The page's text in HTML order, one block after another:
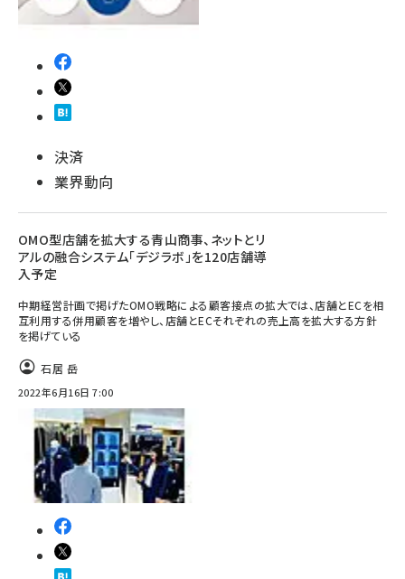
決済
業界動向
OMO型店舗を拡大する青山商事、ネットとリ
アルの融合システム「デジラボ」を120店舗導
入予定
中期経営計画で掲げたOMO戦略による顧客接点の拡大では、店舗とECを相
互利用する併用顧客を増やし、店舗とECそれぞれの売上高を拡大する方針
を掲げている
石居 岳
2022年6月16日 7:00